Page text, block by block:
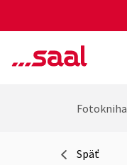
Fotokniha
Späť